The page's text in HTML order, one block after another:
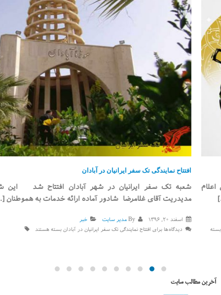
افتتاح نمایندگی تک سفر ایرانیان در آبادان
شعبه تک سفر ایرانیان در شهر آبادان افتتاح شد این شعبه با
مدیدریت آقای غلامرضا شادور آماده ارائه خدمات به هموطنان [...]
مدیر سایت
خبر
دیدگاه‌هابرای افتتاح نمایندگی تک سفر ایرانیان در آبادانبسته هستند
آخرین مطالب سایت